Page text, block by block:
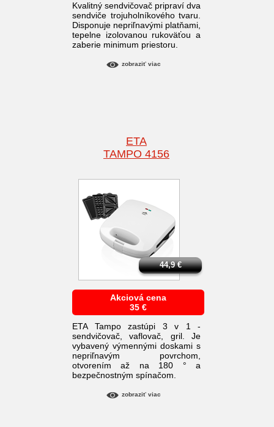
Kvalitný sendvičovač pripraví dva
sendviče trojuholníkového tvaru.
Disponuje nepriľnavými platňami,
tepelne izolovanou rukoväťou a
zaberie minimum priestoru.
zobraziť viac
ETA
TAMPO 4156
Akciová cena
35 €
ETA Tampo zastúpi 3 v 1 -
sendvičovač, vaflovač, gril. Je
vybavený výmennými doskami s
nepriľnavým povrchom,
otvorením až na 180 ° a
bezpečnostným spínačom.
44,9€
zobraziť viac